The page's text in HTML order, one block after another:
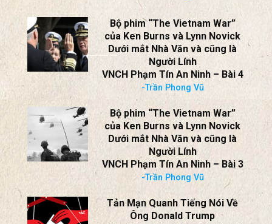
Bộ phim “The Vietnam War”
của Ken Burns và Lynn Novick
Dưới mắt Nhà Văn và cũng là
Người Lính
VNCH Phạm Tín An Ninh – Bài 4
-Trần Phong Vũ
Bộ phim “The Vietnam War”
của Ken Burns và Lynn Novick
Dưới mắt Nhà Văn và cũng là
Người Lính
VNCH Phạm Tín An Ninh – Bài 3
-Trần Phong Vũ
Tản Mạn Quanh Tiếng Nói Về
Ông Donald Trump